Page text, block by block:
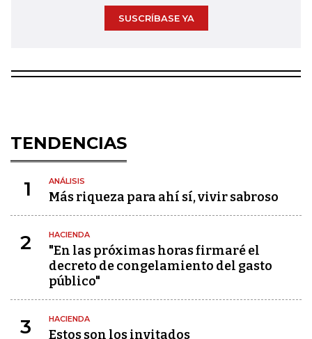
SUSCRÍBASE YA
TENDENCIAS
1 ANÁLISIS
Más riqueza para ahí sí, vivir sabroso
2 HACIENDA
"En las próximas horas firmaré el
decreto de congelamiento del gasto
público"
3 HACIENDA
Estos son los invitados